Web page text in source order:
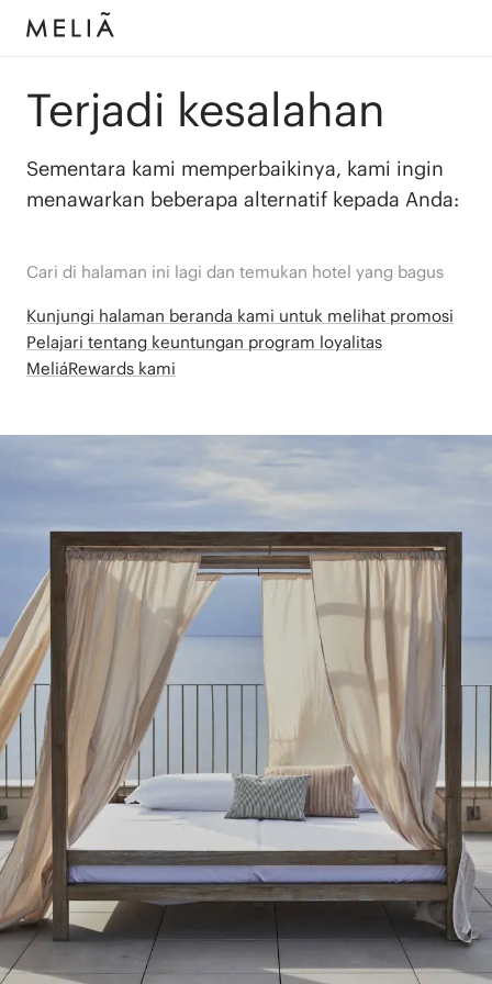
Terjadi kesalahan
Sementara kami memperbaikinya, kami ingin
menawarkan beberapa alternatif kepada Anda:
Cari di halaman ini lagi dan temukan hotel yang bagus
Kunjungi halaman beranda kami untuk melihat promosi
Pelajari tentang keuntungan program loyalitas
MeliáRewards kami